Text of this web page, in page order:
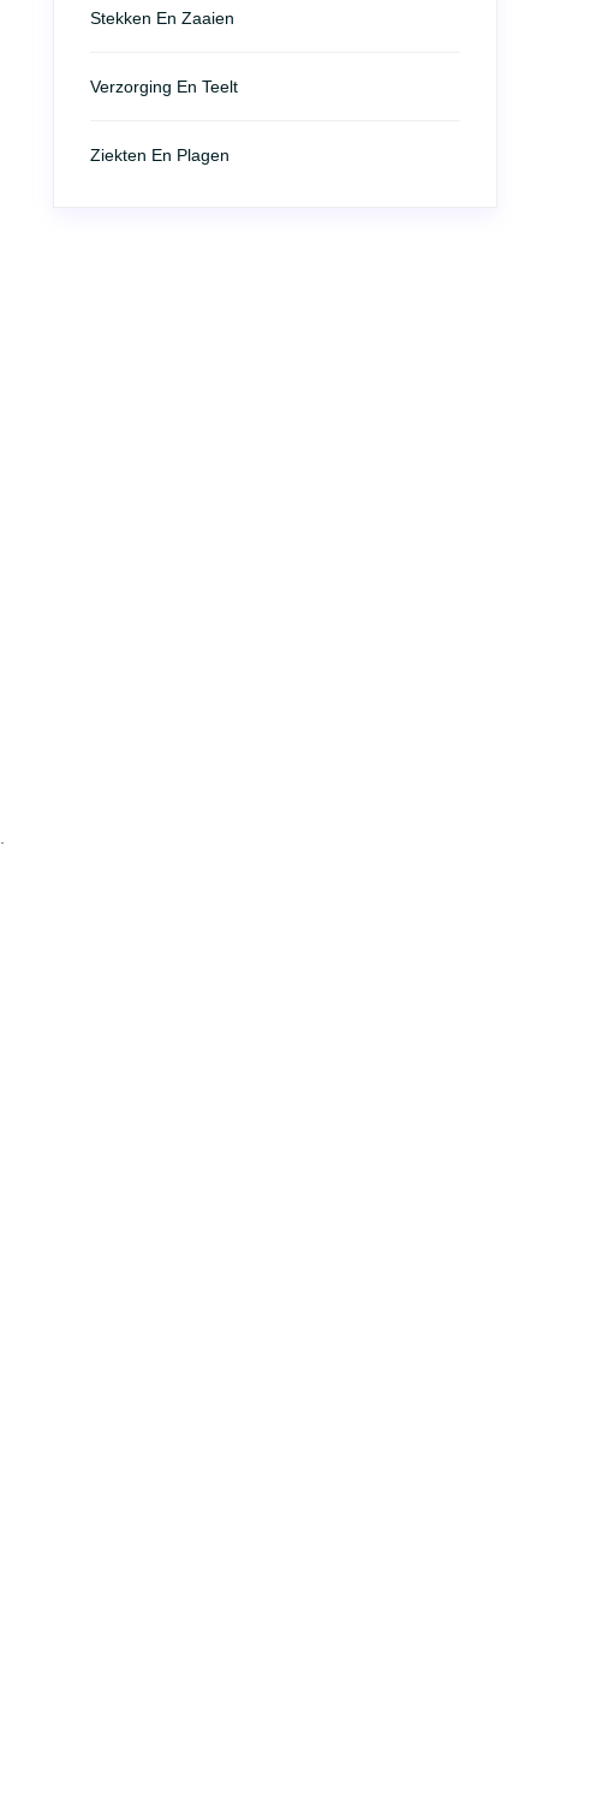
Stekken En Zaaien
Verzorging En Teelt
Ziekten En Plagen